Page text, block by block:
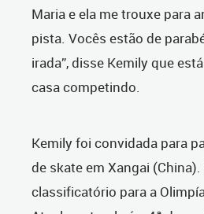
Maria e ela me trouxe para
pista. Vocês estão de
irada”, disse Kemily que
casa competindo.
Kemily foi convidada para
de skate em Xangai
classificatório para a